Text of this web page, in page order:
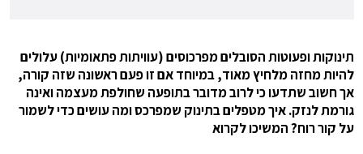
תינוקות ופעוטות הסובלים מפרכוסים (עוויתות פתאומיות) עלולים
להיות מחזה מלחיץ מאוד, במיוחד אם זו פעם ראשונה שזה קורה,
אך חשוב שתדעו כי לרוב מדובר בתופעה שחולפת מעצמה ואינה
גורמת לנזק. איך מטפלים בתינוק שמפרכס ומה עושים כדי לשמור
על קור רוח? המשיכו לקרוא